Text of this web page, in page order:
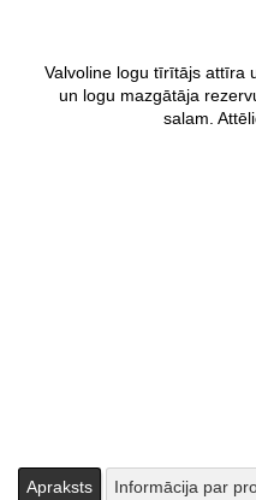
Valvoline logu tīrītājs attīra
un logu mazgātāja
salam.
Apraksts Informācija par